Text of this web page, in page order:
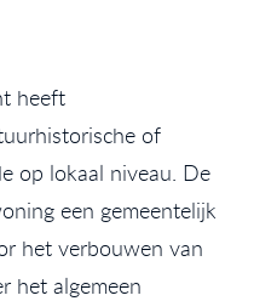
heeft
of
op lokaal niveau. De
een gemeentelijk
het verbouwen van
het algemeen